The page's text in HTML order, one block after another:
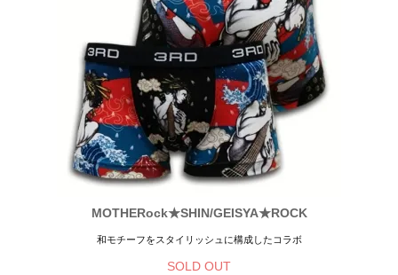
MOTHERock★SHIN/GEISYA★ROCK
和モチーフをスタイリッシュに構成したコラボ
SOLD OUT